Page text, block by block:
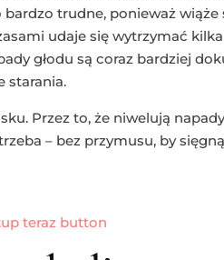
trudne, ponieważ wiąże
udaje się wytrzymać
głodu są coraz bardziej
starania.
Przez to, że niwelują
– bez przymusu, by